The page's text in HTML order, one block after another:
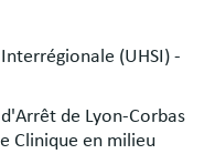
(UHSI) -
de Lyon-Corbas
Clinique en milieu